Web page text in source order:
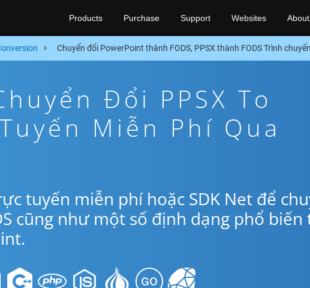
Products Purchase Support Websites About
Chuyển đổi PowerPoint thành FODS, PPSX thành FODS Trình
Đổi PPSX To
Miễn Phí Qua
tuyến miễn phí hoặc SDK Net để
cũng như một số định dạng phổ biến